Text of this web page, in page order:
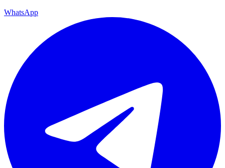
WhatsApp